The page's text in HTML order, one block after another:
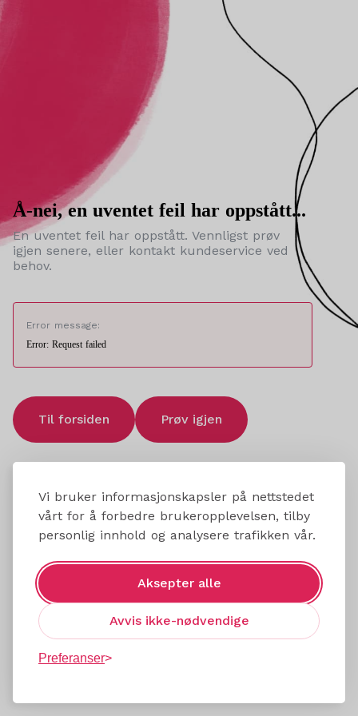
Vi bruker informasjonskapsler på nettstedet
vårt for å forbedre brukeropplevelsen, tilby
personlig innhold og analysere trafikken vår.
Aksepter alle
Avvis ikke-nødvendige
Preferanser
Å-nei, en uventet feil har oppstått...
En uventet feil har oppstått. Vennligst prøv
igjen senere, eller kontakt kundeservice ved
behov.
Error message:
Error: Request failed
Til forsiden Prøv igjen